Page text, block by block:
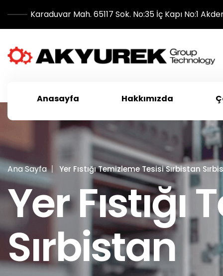
Karaduvar Mah. 65117 Sok. No:35 İç Kapı No:1
Anasayfa Hakkımızda
Ana Sayfa Yer Fıstığı Temizleme Tesisi Sırbistan
Yer
Sırbistan